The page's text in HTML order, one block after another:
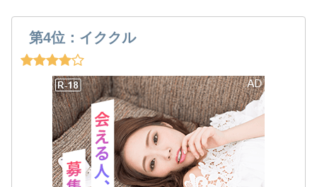
第4位：イククル